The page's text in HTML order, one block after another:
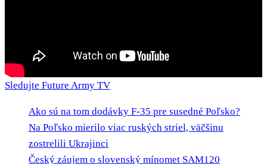
Sledujte Future Army TV
Ako sú na tom dodávky F-35 pre susedné Poľsko?
Na Poľsko mierilo viac ruských striel, väčšinu
zostrelili Ukrajinci
Český záujem o slovenský mínomet SAM120